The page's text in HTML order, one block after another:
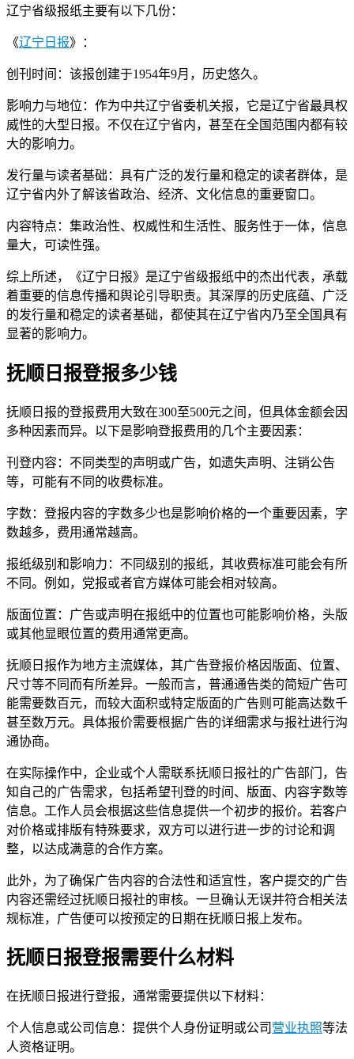
辽宁省级报纸主要有以下几份：
《辽宁日报》：
创刊时间：该报创建于1954年9月，历史悠久。
影响力与地位：作为中共辽宁省委机关报，它是辽宁省最具权
威性的大型日报。不仅在辽宁省内，甚至在全国范围内都有较
大的影响力。
发行量与读者基础：具有广泛的发行量和稳定的读者群体，是
辽宁省内外了解该省政治、经济、文化信息的重要窗口。
内容特点：集政治性、权威性和生活性、服务性于一体，信息
量大，可读性强。
综上所述，《辽宁日报》是辽宁省级报纸中的杰出代表，承载
着重要的信息传播和舆论引导职责。其深厚的历史底蕴、广泛
的发行量和稳定的读者基础，都使其在辽宁省内乃至全国具有
显著的影响力。
抚顺日报登报多少钱
抚顺日报的登报费用大致在300至500元之间，但具体金额会因
多种因素而异。以下是影响登报费用的几个主要因素：
刊登内容：不同类型的声明或广告，如遗失声明、注销公告
等，可能有不同的收费标准。
字数：登报内容的字数多少也是影响价格的一个重要因素，字
数越多，费用通常越高。
报纸级别和影响力：不同级别的报纸，其收费标准可能会有所
不同。例如，党报或者官方媒体可能会相对较高。
版面位置：广告或声明在报纸中的位置也可能影响价格，头版
或其他显眼位置的费用通常更高。
抚顺日报作为地方主流媒体，其广告登报价格因版面、位置、
尺寸等不同而有所差异。一般而言，普通通告类的简短广告可
能需要数百元，而较大面积或特定版面的广告则可能高达数千
甚至数万元。具体报价需要根据广告的详细需求与报社进行沟
通协商。
在实际操作中，企业或个人需联系抚顺日报社的广告部门，告
知自己的广告需求，包括希望刊登的时间、版面、内容字数等
信息。工作人员会根据这些信息提供一个初步的报价。若客户
对价格或排版有特殊要求，双方可以进行进一步的讨论和调
整，以达成满意的合作方案。
此外，为了确保广告内容的合法性和适宜性，客户提交的广告
内容还需经过抚顺日报社的审核。一旦确认无误并符合相关法
规标准，广告便可以按预定的日期在抚顺日报上发布。
抚顺日报登报需要什么材料
在抚顺日报进行登报，通常需要提供以下材料：
个人信息或公司信息：提供个人身份证明或公司 营业执照等法
人资格证明。